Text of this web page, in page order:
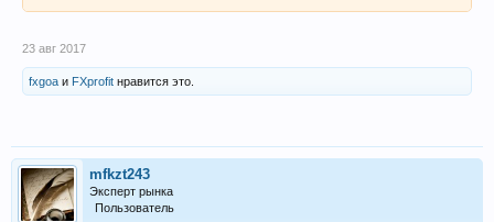
23 авг 2017
fxgoa и FXprofit нравится это.
mfkzt243
Эксперт рынка
Пользователь